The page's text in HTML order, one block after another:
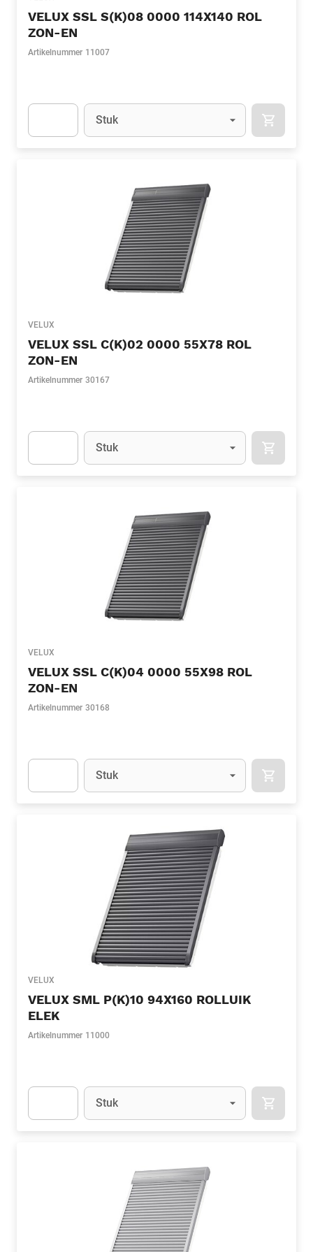
VELUX SSL S(K)08 0000 114X140 ROL
ZON-EN
Artikelnummer 11007
Eenheid
Stuk
VELUX
VELUX SSL C(K)02 0000 55X78 ROL
ZON-EN
Artikelnummer 30167
Eenheid
Stuk
VELUX
VELUX SSL C(K)04 0000 55X98 ROL
ZON-EN
Artikelnummer 30168
Eenheid
Stuk
VELUX
VELUX SML P(K)10 94X160 ROLLUIK
ELEK
Artikelnummer 11000
Eenheid
Stuk